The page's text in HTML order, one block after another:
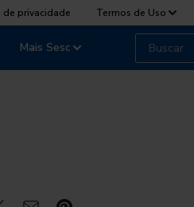
de privacidade Termos de Uso
Mais Sesc